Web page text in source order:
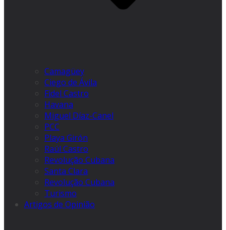
Camagüey
Ciego de Ávila
Fidel Castro
Havana
Miguel Díaz-Canel
PCC
Playa Girón
Raúl Castro
Revolução Cubana
Santa Clara
Revolução Cubana
Turismo
Artigos de Opinião